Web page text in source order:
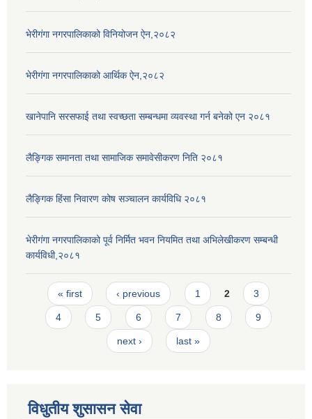
भेरीगंगा नगरपालिकाको विनियोजन ऐन,२०८२
भेरीगंगा नगरपालिकाको आर्थिक ऐन,२०८२
खानेपानि सरसफाई तथा स्वच्छता सम्बन्धमा व्यवस्था गर्न बनेको एन २०८१
लैङ्गिक समानता तथा सामाजिक समावेसीकरण निति २०८१
लैङ्गिक हिंसा निवारण कोष सञ्चालन कार्यविधि २०८१
भेरीगंगा नगरपालिकाको पूर्व निर्मित भवन नियमित तथा अभिलेखीकरण सम्बन्धी
कार्यविधी,२०८१
Pages
« first ‹ previous 1 2 3
4 5 6 7 8 9
next › last »
विधुतीय शुसासन सेवा